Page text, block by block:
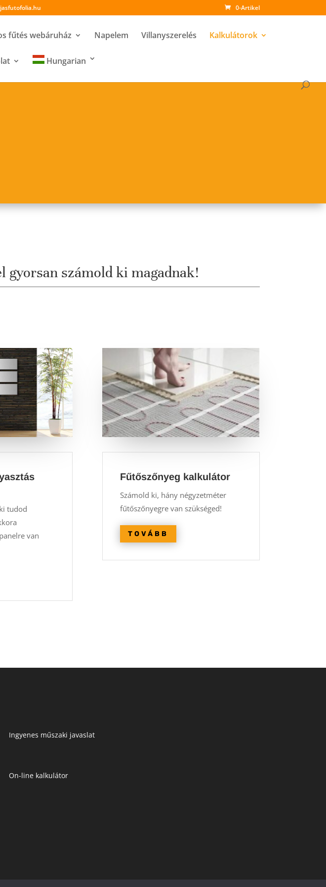
0-Artikel
fűtés webáruház Napelem Villanyszerelés Kalkulátorok
Hungarian
gyorsan számold ki magadnak!
tudod
van
Fűtőszőnyeg kalkulátor
Számold ki, hány négyzetméter
fűtőszőnyegre van szükséged!
TOVÁBB
Ingyenes műszaki javaslat
On-line kalkulátor